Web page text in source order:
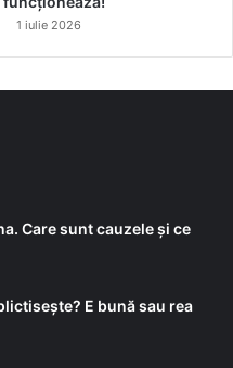
1 iulie 2026
Care sunt cauzele și ce
E bună sau rea